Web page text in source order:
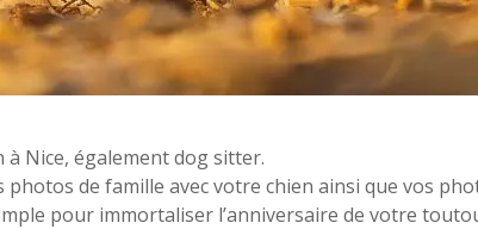
à Nice, également dog sitter.
photos de famille avec votre chien ainsi que vos
pour immortaliser l’anniversaire de votre